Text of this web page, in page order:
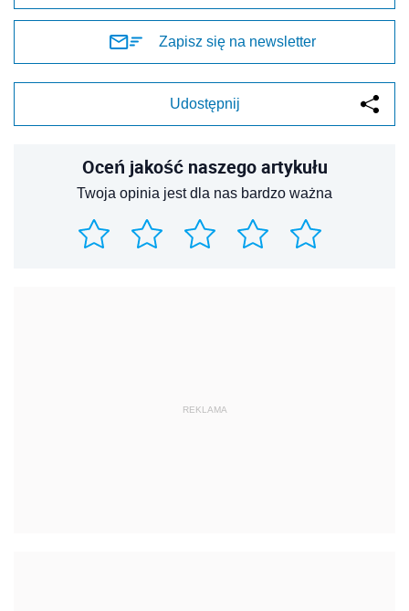
Zapisz się na newsletter
Udostępnij
Oceń jakość naszego artykułu
Twoja opinia jest dla nas bardzo ważna
REKLAMA